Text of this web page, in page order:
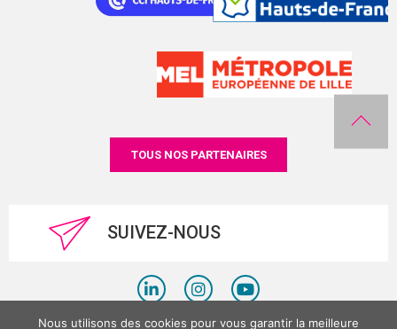
TOUS NOS PARTENAIRES
SUIVEZ-NOUS
Nous utilisons des cookies pour vous garantir la meilleure